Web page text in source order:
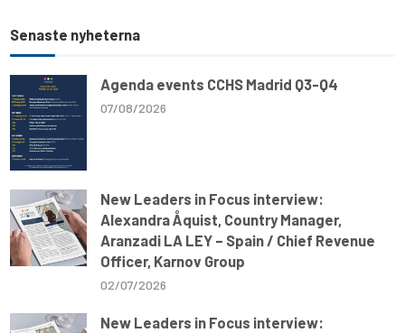
e
s
m
k
Senaste nyheterna
Agenda events CCHS Madrid Q3-Q4
07/08/2026
New Leaders in Focus interview:
Alexandra Åquist, Country Manager,
Aranzadi LA LEY – Spain / Chief Revenue
Officer, Karnov Group
02/07/2026
New Leaders in Focus interview: